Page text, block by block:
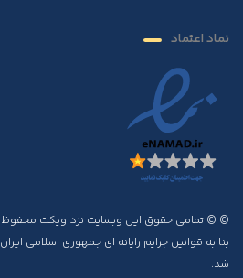
نماد اعتماد
© © تمامی حقوق این وبسایت نزد ویکت محفوظ
شد.